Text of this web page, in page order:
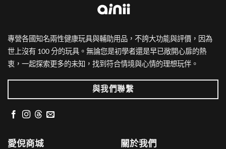
專營各國知名兩性健康玩具與輔助用品，不誇大功能與評價，因為
世上沒有 100 分的玩具。無論您是初學者還是早已敞開心扉的熱
衷，一起探索更多的未知，找到符合情境與心情的理想玩伴。
與我們聯繫
愛倪商城 關於我們